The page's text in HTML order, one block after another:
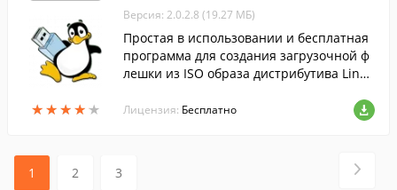
★★★★★
★★★★★
Версия: 2.0.2.8 (19.27 МБ)
Простая в использовании и бесплатная
программа для создания загрузочной ф
лешки из ISO образа дистрибутива Linu
Лицензия: Бесплатно
1 2 3